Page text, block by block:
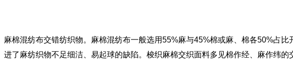
麻棉混纺布交错纺织物。麻棉混纺布一般选用55%麻与45%棉或麻、棉各50%占
进了麻纺织物不足细洁、易起球的缺陷。梭织麻棉交织面料多见棉作经、麻作纬